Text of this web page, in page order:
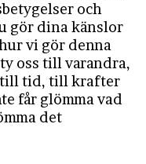
och
gör dina känslor
vi gör denna
oss till varandra,
till tid, till krafter
får glömma vad
det